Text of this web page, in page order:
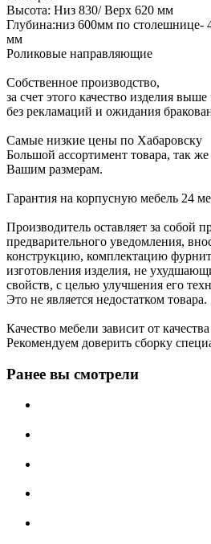
Высота: Низ 830/ Верх 620 мм
Глубина:низ 600мм по столешнице-
мм
Роликовые направляющие
Собственное производство,
за счет этого качество изделия
без рекламаций и ожидания
Самые низкие цены по Хабаровску
Большой ассортимент товара, так же
Вашим размерам.
Гарантия на корпусную мебель 24
Производитель оставляет за собой
предварительного уведомления,
конструкцию, комплектацию
изготовления изделия, не
свойств, с целью улучшения его
Это не является недостатком товара.
Качество мебели зависит от
Рекомендуем доверить сборку
Ранее вы смотрели